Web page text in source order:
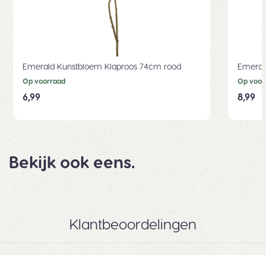
Emerald Kunstbloem Klaproos 74cm rood
Op voorraad
6,99
Op
8,99
Bekijk ook eens.
Klantbeoordelingen